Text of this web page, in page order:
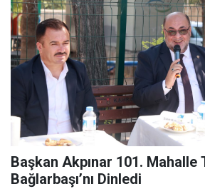
Başkan Akpınar 101. Mahalle
Bağlarbaşı’nı Dinledi